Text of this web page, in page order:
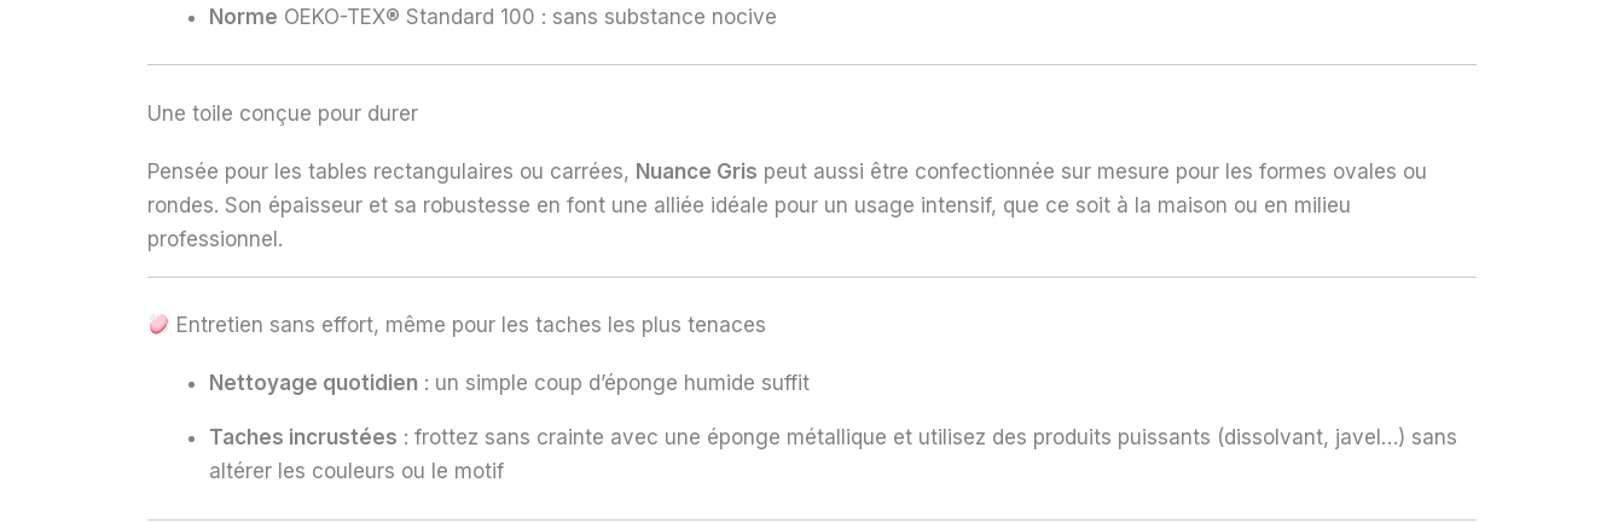
BORDEAUX
Norme OEKO-TEX® Standard 100 : sans substance nocive
Une toile conçue pour durer
Pensée pour les tables rectangulaires ou carrées, Nuance Gris peut aussi être confectionnée sur mesure pour les formes ovales ou
rondes. Son épaisseur et sa robustesse en font une alliée idéale pour un usage intensif, que ce soit à la maison ou en milieu
professionnel.
Entretien sans effort, même pour les taches les plus tenaces
Nettoyage quotidien : un simple coup d’éponge humide suffit
Taches incrustées : frottez sans crainte avec une éponge métallique et utilisez des produits puissants (dissolvant, javel…) sans
altérer les couleurs ou le motif